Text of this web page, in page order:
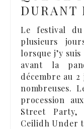
DURANT
Le festival
plusieurs
lorsque j’y
avant la
décembre au
nombreuses.
procession
Street Party,
Ceilidh Under